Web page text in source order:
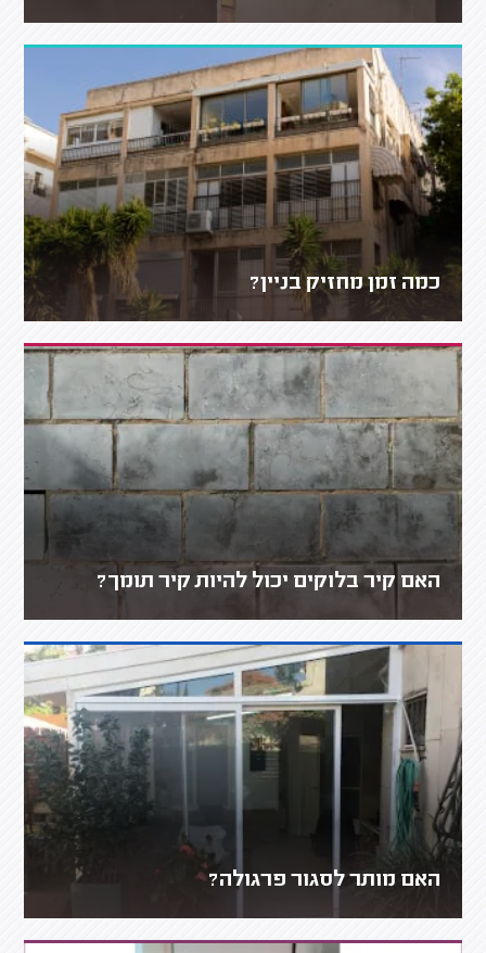
כמה זמן מחזיק בניין?
האם קיר בלוקים יכול להיות קיר תומך?
האם מותר לסגור פרגולה?